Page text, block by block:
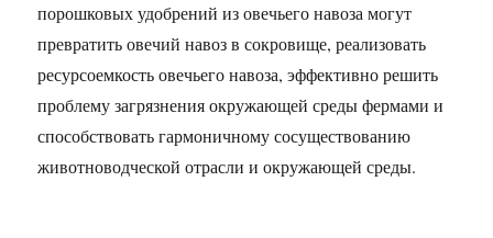
порошковых удобрений из овечьего навоза могут
превратить овечий навоз в сокровище, реализовать
ресурсоемкость овечьего навоза, эффективно решить
проблему загрязнения окружающей среды фермами и
способствовать гармоничному сосуществованию
животноводческой отрасли и окружающей среды. ​